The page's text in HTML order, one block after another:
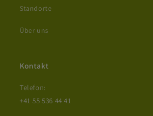
Standorte
Über uns
Kontakt
Telefon:
+41 55 536 44 41